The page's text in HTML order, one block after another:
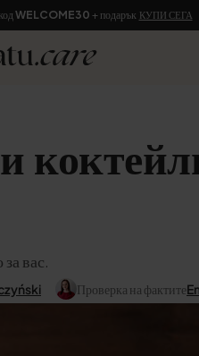
WELCOME30 + подарък КУПИ СЕГА
вас.
Проверка на фактите